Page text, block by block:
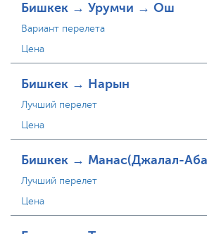
Бишкек → Урумчи → Ош
Вариант перелета
Цена
Бишкек → Нарын
Лучший перелет
Цена
Бишкек → Манас(Джалал-
Лучший перелет
Цена